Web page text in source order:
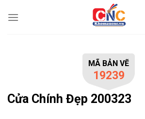
MÃ BẢN VẼ
19239
Cửa Chính Đẹp 200323